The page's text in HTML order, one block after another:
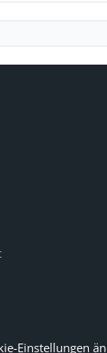
Einstellungen